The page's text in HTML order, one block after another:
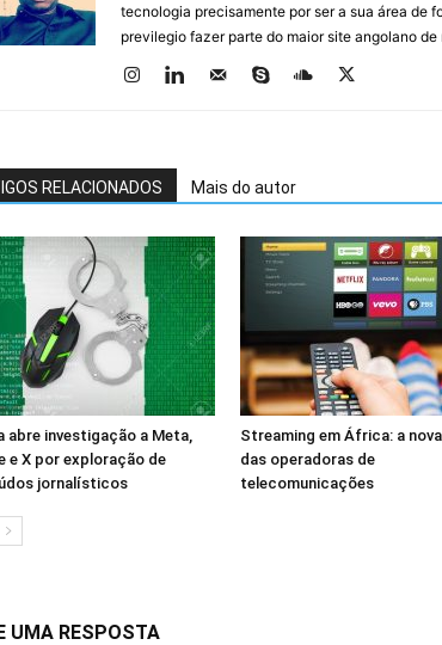
tecnologia precisamente por ser a sua área de
previlegio fazer parte do maior site angolano
RELACIONADOS Mais do autor
abre investigação a Meta,
e X por exploração de
jornalísticos
Streaming em África: a
das operadoras de
telecomunicações
UMA RESPOSTA